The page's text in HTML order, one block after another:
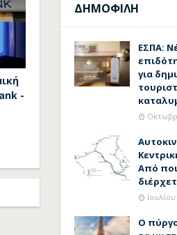
-
ΔΗΜΟΦΙΛΗ
ΕΣΠΑ:
για
Από
Ο